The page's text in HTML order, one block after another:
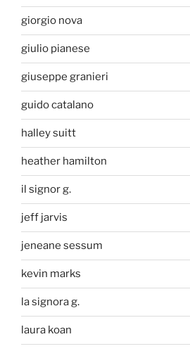
giorgio nova
giulio pianese
giuseppe granieri
guido catalano
halley suitt
heather hamilton
il signor g.
jeff jarvis
jeneane sessum
kevin marks
la signora g.
laura koan